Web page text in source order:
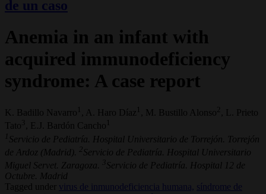
de un caso
Anemia in an infant with
acquired immunodeficiency
syndrome: A case report
K. Badillo Navarro 1 , A. Haro Díaz 1 , M. Bustillo Alonso
, L. Prieto
Tato 3 , E.J. Bardón Cancho 1
1 Servicio de Pediatría. Hospital Universitario de Torrejón. Torrejón
de Ardoz (Madrid).
2 Servicio de Pediatría. Hospital Universitario
Miguel Servet. Zaragoza.
3 Servicio de Pediatría. Hospital 12 de
Octubre. Madrid
Tagged under
virus de inmunodeficiencia humana, síndrome de